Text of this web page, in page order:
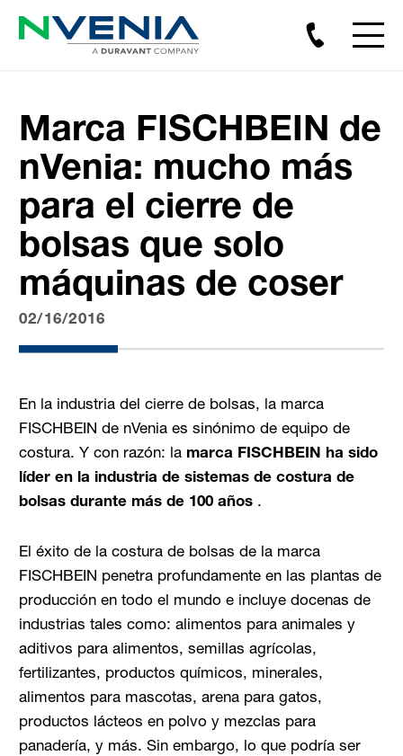
Marca FISCHBEIN de
nVenia: mucho más
para el cierre de
bolsas que solo
máquinas de coser
02/16/2016
En la industria del cierre de bolsas, la marca
FISCHBEIN de nVenia es sinónimo de equipo de
costura. Y con razón: la marca FISCHBEIN ha sido
líder en la industria de sistemas de costura de
bolsas durante más de 100 años.
El éxito de la costura de bolsas de la marca
FISCHBEIN penetra profundamente en las plantas de
producción en todo el mundo e incluye docenas de
industrias tales como: alimentos para animales y
aditivos para alimentos, semillas agrícolas,
fertilizantes, productos químicos, minerales,
alimentos para mascotas, arena para gatos,
productos lácteos en polvo y mezclas para
panadería, y más. Sin embargo, lo que podría ser